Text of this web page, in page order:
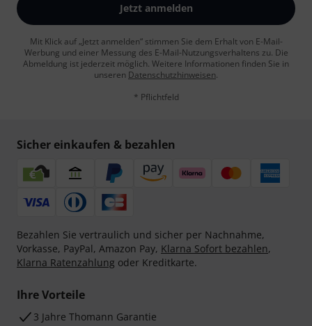
Jetzt anmelden
Mit Klick auf „Jetzt anmelden“ stimmen Sie dem Erhalt von E-Mail-
Werbung und einer Messung des E-Mail-Nutzungsverhaltens zu. Die
Abmeldung ist jederzeit möglich. Weitere Informationen finden Sie in
unseren Datenschutzhinweisen.
* Pflichtfeld
Sicher einkaufen & bezahlen
Bezahlen Sie vertraulich und sicher per Nachnahme,
Vorkasse, PayPal, Amazon Pay, Klarna Sofort bezahlen,
Klarna Ratenzahlung oder Kreditkarte.
Ihre Vorteile
3 Jahre Thomann Garantie